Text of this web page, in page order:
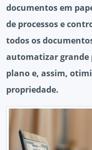
documentos em
de processos e
todos os
automatizar grande
plano e, assim,
propriedade.